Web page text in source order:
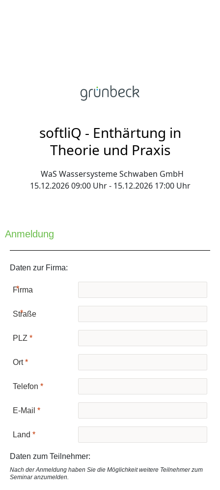
softliQ - Enthärtung in
Theorie und Praxis
WaS Wassersysteme Schwaben GmbH
15.12.2026 09:00 Uhr - 15.12.2026 17:00 Uhr
Anmeldung
Daten zur Firma:
Firma
Straße
PLZ
Ort
Telefon
E-Mail
Land
Daten zum Teilnehmer:
Nach der Anmeldung haben Sie die Möglichkeit weitere Teilnehmer zum
Seminar anzumelden.